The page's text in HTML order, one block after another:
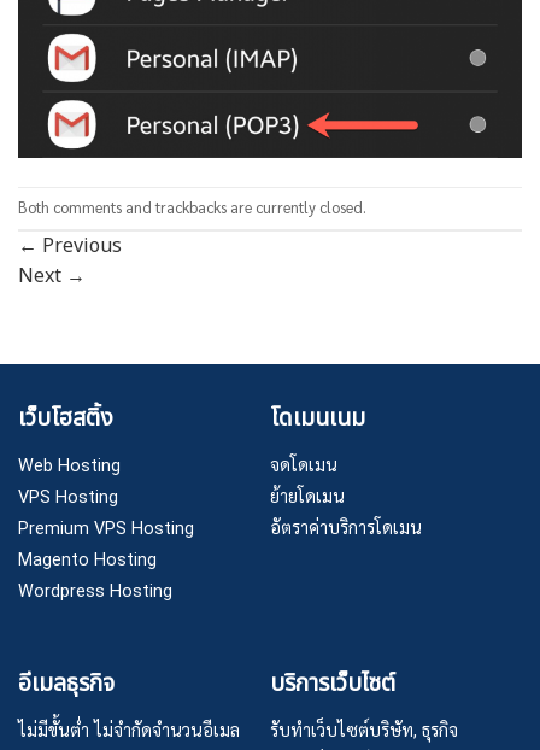
Both comments and trackbacks are currently closed.
← Previous
Next →
เว็บโฮสติ้ง
Web Hosting
VPS Hosting
Premium VPS Hosting
Magento Hosting
Wordpress Hosting
โดเมนเนม
จดโดเมน
ย้ายโดเมน
อัตราค่าบริการโดเมน
อีเมลธุรกิจ
ไม่มีขั้นต่ำ ไม่จำกัดจำนวนอีเมล
บริการเว็บไซต์
รับทำเว็บไซต์บริษัท, ธุรกิจ